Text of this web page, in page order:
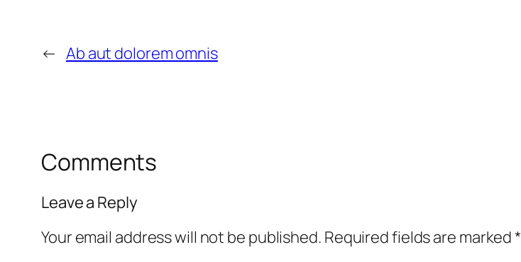
← Ab aut dolorem omnis
Comments
Leave a Reply
Your email address will not be published. Required fields are marked*